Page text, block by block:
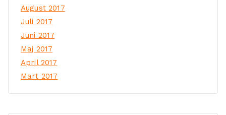
August 2017
Juli 2017
Juni 2017
Maj 2017
April 2017
Mart 2017